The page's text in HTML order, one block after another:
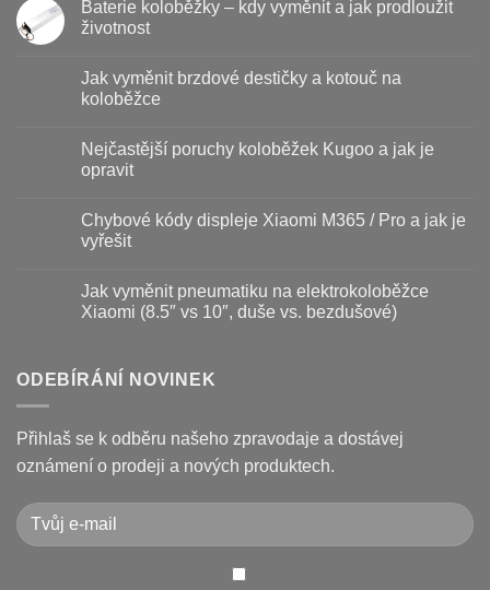
Baterie koloběžky – kdy vyměnit a jak prodloužit
životnost
textu
s
koloběžky
kdy
jak
prodloužit
životnost
Jak vyměnit brzdové destičky a kotouč na
koloběžce
u
textu
s
vyměnit
brzdové
destičky
na
koloběžce
Nejčastější poruchy koloběžek Kugoo a jak je
opravit
u
textu
s
poruchy
koloběžek
Kugoo
opravit
Chybové kódy displeje Xiaomi M365 / Pro a jak je
vyřešit
textu
s
displeje
Xiaomi
Pro
a
jak
je
Jak vyměnit pneumatiku na elektrokoloběžce
Xiaomi (8.5″ vs 10″, duše vs. bezdušové)
textu
s
vyměnit
pneumatiku
na
elektrokoloběžce
(8.5″
vs
10″,
duše
ODEBÍRÁNÍ NOVINEK
Přihlaš se k odběru našeho zpravodaje a dostávej
oznámení o prodeji a nových produktech.